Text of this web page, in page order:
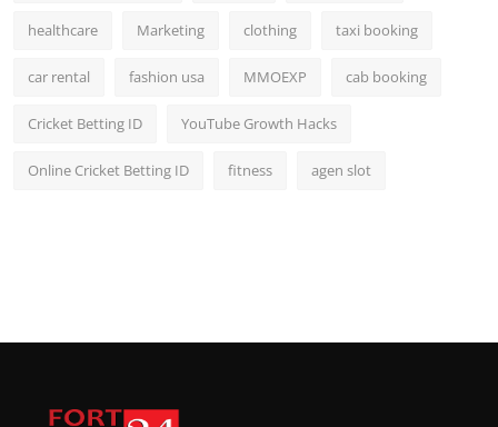
healthcare Marketing clothing taxi booking
car rental fashion usa MMOEXP cab booking
Cricket Betting ID YouTube Growth Hacks
Online Cricket Betting ID fitness agen slot